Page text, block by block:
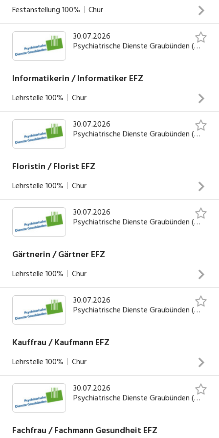
Beratung unserer Kundschaft zuständigSie unterstützen
die betreuten Angestellten im Arbeitsprozess
Festanstellung100% Chur
Teilnahme an Ärzterapporten, stationsinternen Rapporten,
Oberarztvisiten, Fallbesprechungen, Standortgesprächen
und TeambesprechungenEintrittsgespräche mit
anschliessender Dokumentation unter Supervision des
und Behandlung der Patienten sowie entsprechende
DokumentationÜbernahme von Fallführungen mit allen
administrativen AufgabenZusammenarbeit im
multiprofessionellen TeamSystemische Arbeit unter
30.07.2026
Psychiatrische Dienste Graubünden (PDGR)
Informatikerin / Informatiker EFZ
Lehrstelle100% Chur
INSERAT ANSEHEN30.07.2026
Psychiatrische Dienste Graubünden (PDGR)
Floristin / Florist EFZ
Lehrstelle100% Chur
INSERAT ANSEHEN30.07.2026
Psychiatrische Dienste Graubünden (PDGR)
Gärtnerin / Gärtner EFZ
Lehrstelle100% Chur
INSERAT ANSEHEN30.07.2026
Psychiatrische Dienste Graubünden (PDGR)
Kauffrau / Kaufmann EFZ
Lehrstelle100% Chur
INSERAT ANSEHEN30.07.2026
Psychiatrische Dienste Graubünden (PDGR)
Fachfrau / Fachmann Gesundheit EFZ